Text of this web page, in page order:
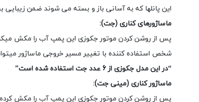
این پانلها که به آسانی باز و بسته می شوند ضمن
ماساژورهای کناری (جت):
پس از روشن کردن موتور جکوزی این پمپ آب را مکش
شخص استفاده کننده با تغییر مسیر خروجی ماساژور
“در این مدل جکوزی از 6 عدد جت استفاده شده است”
ماساژور کناری (مینی جت):
پس از روشن کردن موتور جکوزی این پمپ آب را مکش کرده